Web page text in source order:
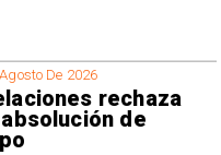
De 2026
rechaza
de